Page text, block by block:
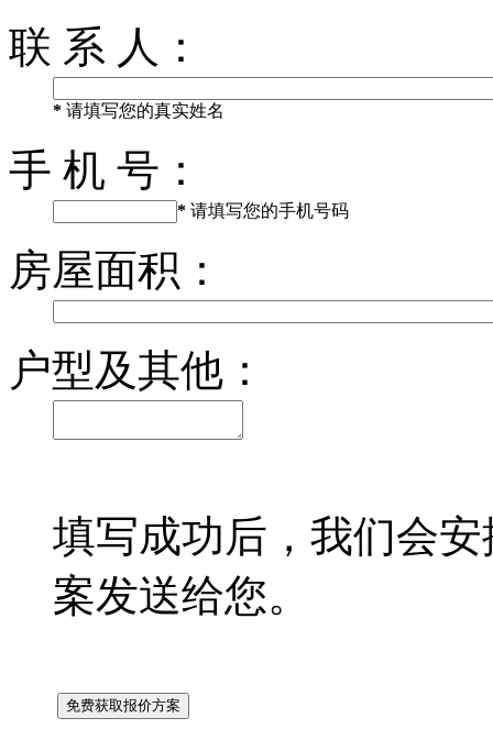
联 系 人：
* 请填写您的真实姓名
手 机 号：
* 请填写您的手机号码
房屋面积：
户型及其他：
填写成功后，我们会
案发送给您。